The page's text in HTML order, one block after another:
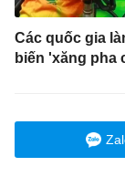
Các quốc gia
biến 'xăng pha